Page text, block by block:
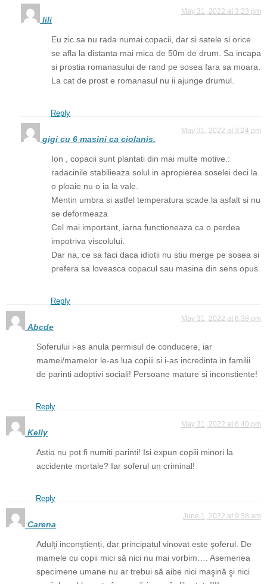
lili
May 31, 2022 at 3:23 pm
Eu zic sa nu rada numai copacii, dar si satele si orice
se afla la distanta mai mica de 50m de drum. Sa incapa
si prostia romanasului de rand pe sosea fara sa moara.
La cat de prost e romanasul nu ii ajunge drumul.
Reply
gigi cu 6 masini ca ciolanis.
May 31, 2022 at 3:24 pm
Ion , copacii sunt plantati din mai multe motive.:
radacinile stabilieaza solul in apropierea soselei deci la
o ploaie nu o ia la vale.
Mentin umbra si astfel temperatura scade la asfalt si nu
se deformeaza
Cel mai important, iarna functioneaza ca o perdea
impotriva viscolului.
Dar na, ce sa faci daca idiotii nu stiu merge pe sosea si
prefera sa loveasca copacul sau masina din sens opus.
Reply
Abcde
May 31, 2022 at 6:38 pm
Soferului i-as anula permisul de conducere, iar
mamei/mamelor le-as lua copiii si i-as incredinta in familii
de parinti adoptivi sociali! Persoane mature si inconstiente!
Reply
Kelly
May 31, 2022 at 6:40 pm
Astia nu pot fi numiti parinti! Isi expun copiii minori la
accidente mortale? Iar soferul un criminal!
Reply
Carena
June 1, 2022 at 9:38 am
Adulți inconştienți, dar principatul vinovat este şoferul. De
mamele cu copii mici să nici nu mai vorbim…. Asemenea
specimene umane nu ar trebui să aibe nici maşină şi nici